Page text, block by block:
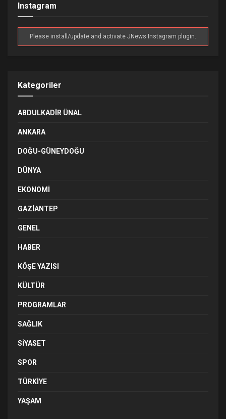
Instagram
Please install/update and activate JNews Instagram plugin.
Kategoriler
ABDULKADIR ÜNAL
ANKARA
DOĞU-GÜNEYDOĞU
DÜNYA
EKONOMI
GAZIANTEP
GENEL
HABER
KÖŞE YAZISI
KÜLTÜR
PROGRAMLAR
SAĞLIK
SIYASET
SPOR
TÜRKIYE
YAŞAM